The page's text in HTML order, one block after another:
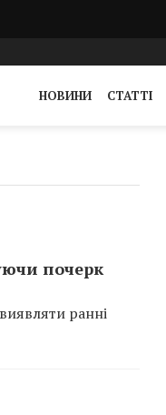
НОВИНИ СТАТТІ
почерк
ранні